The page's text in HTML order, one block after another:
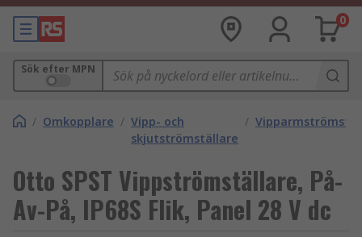
0
Sök efter MPN
/ Omkopplare / Vipp- och
skjutströmställare
/
Otto SPST Vippströmställare, På-
Av-På, IP68S Flik, Panel 28 V dc